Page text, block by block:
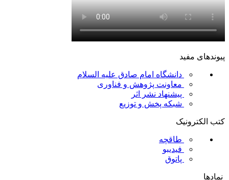
پیوندهای مفید
دانشگاه امام صادق علیه السلام
معاونت پژوهش و فناوری
پیشنهاد نشر اثر
شبکه پخش و توزیع
کتب الکترونیک
طاقچه
فیدیبو
پاتوق
نمادها